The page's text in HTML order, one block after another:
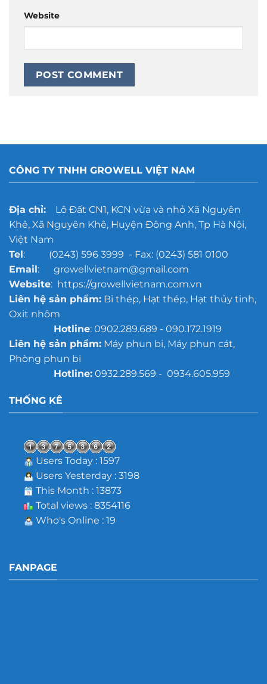
Website
CÔNG TY TNHH GROWELL VIỆT NAM
Địa chỉ:Lô Đất CN1, KCN vừa và nhỏ Xã Nguyên
Khê, Xã Nguyên Khê, Huyện Đông Anh, Tp Hà Nội,
Việt Nam
Tel: (0243) 596 3999 - Fax: (0243) 581 0100
Email: growellvietnam@gmail.com
Website: https://growellvietnam.com.vn
Liên hệ sản phẩm:Bi thép, Hạt thép, Hạt thủy tinh,
Oxit nhôm
Hotline: 0902.289.689 - 090.172.1919
Liên hệ sản phẩm:Máy phun bi, Máy phun cát,
Phòng phun bi
Hotline:0932.289.569 - 0934.605.959
THỐNG KÊ
Users Today : 1597
Users Yesterday : 3198
This Month : 13873
Total views : 8354116
Who's Online : 19
FANPAGE